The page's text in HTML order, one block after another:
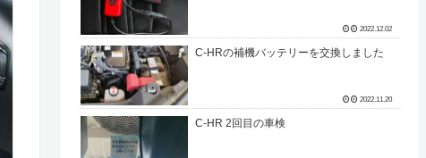
2022.12.02
C-HRの補機バッテリーを交換しました
2022.11.20
C-HR 2回目の車検